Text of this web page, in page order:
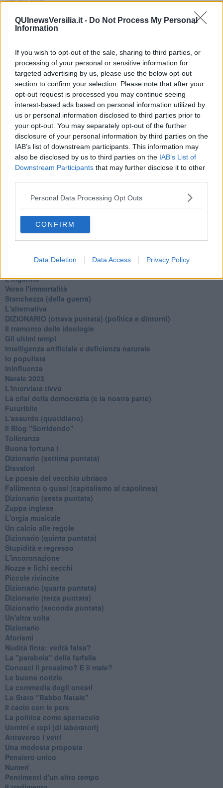
QUInewsVersilia.it - Do Not Process My Personal
Information
If you wish to opt-out of the sale, sharing to third parties, or
processing of your personal or sensitive information for
targeted advertising by us, please use the below opt-out
section to confirm your selection. Please note that after your
opt-out request is processed you may continue seeing
interest-based ads based on personal information utilized by
us or personal information disclosed to third parties prior to
your opt-out. You may separately opt-out of the further
disclosure of your personal information by third parties on the
IAB’s list of downstream participants. This information may
also be disclosed by us to third parties on the IAB’s List of
Downstream Participants that may further disclose it to other
Personal Data Processing Opt Outs
CONFIRM
Data Deletion Data Access Privacy Policy
Armiamoci e... avviatevi
Da Capodanno a Carnevale
Sor-riso amaro
Fine anno al ristorante
La festa di Capodanno
Natale 2024
Re e regnanti
A noi interessa il dito non la luna
Come rubare allo stato e vivere felici
Una performance
Il compagno
​Io (allo specchio)
Tramonto
Passato, presente, futuro
La virtù del non fare
Leggendo l'Eneide
​(In)sicurezza stradale
Il decalogo del politico
Un calcio alla finzione
Solitudine
Il disprezzo del mondo
L'inganno
Verso l'immortalità
Stanchezza (della guerra)
L'alternativa
​DIZIONARIO (ottava puntata) (politica e dintorni)
Il tramonto delle ideologie
Gli ultimi tempi
Intelligenza artificiale e deficienza naturale
Io populista
Ininfluenza
Natale 2023
L'intervista tivvù
La crisi della democrazia (e la nostra parte)
Futuribile
L'assurdo (quotidiano)
Il Blog "Sorridendo"
Tolleranza
Buona fortuna !
​Dizionario (settima puntata)
Disvalori
Le poesie del vecchio ubriaco
Fallimento o quasi (capitalismo al capolinea)
Dizionario (sesta puntata)
Zuppa inglese
L'orgia musicale
Un calcio alle regole
Dizionario (quinta puntata)
Stupidità e regresso
L'incoronazione
Nozze e fichi secchi
Piccole rivincite
​Dizionario (quarta puntata)
​Dizionario (terza puntata)
​Dizionario (seconda puntata)
Un'altra volta
Dizionario
Aforismi
Nudità finta: verità falsa?
La "parabola" della farfalla
Conosci il prossimo? E il male?
Le buone notizie
La commedia degli onesti
Lo Stato "Babbo Natale"
Il cacio con le pere
La politica come spettacolo
Uomini e topi (di laboratori)
Attraverso i vetri
Una modesta proposta
Pensiero unico
Numeri
Pentimenti d'un altro tempo